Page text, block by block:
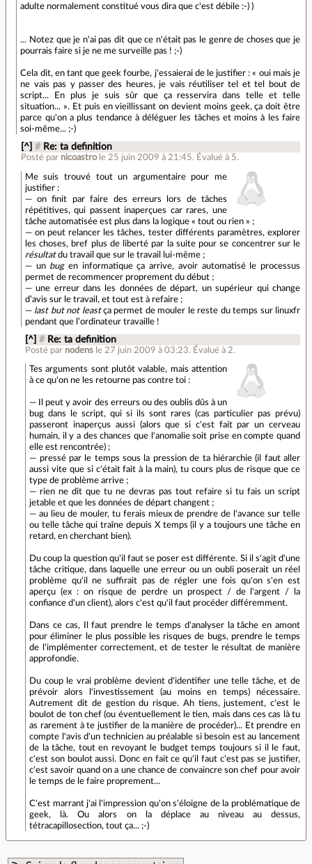
adulte normalement constitué vous dira que c'est débile :-) )
... Notez que je n'ai pas dit que ce n'était pas le genre de choses que je
pourrais faire si je ne me surveille pas ! ;-)
Cela dit, en tant que geek fourbe, j'essaierai de le justifier : « oui mais je
ne vais pas y passer des heures, je vais réutiliser tel et tel bout de
script... En plus je suis sûr que ça resservira dans telle et telle
situation... ». Et puis en vieillissant on devient moins geek, ça doit être
parce qu'on a plus tendance à déléguer les tâches et moins à les faire
soi-même... ;-)
[^] # Re: ta definition
Posté par nicoastro le 25 juin 2009 à 21:45. Évalué à 5.
Me suis trouvé tout un argumentaire pour me
justifier :
— on finit par faire des erreurs lors de tâches
répétitives, qui passent inaperçues car rares, une
tâche automatisée est plus dans la logique « tout ou rien » ;
— on peut relancer les tâches, tester différents paramètres, explorer
les choses, bref plus de liberté par la suite pour se concentrer sur le
résultatdu travail que sur le travail lui-même ;
— un bugen informatique ça arrive, avoir automatisé le processus
permet de recommencer proprement du début ;
— une erreur dans les données de départ, un supérieur qui change
d’avis sur le travail, et tout est à refaire ;
— last but not leastça permet de mouler le reste du temps sur linuxfr
pendant que l’ordinateur travaille !
[^] # Re: ta definition
Posté par nodens le 27 juin 2009 à 03:23. Évalué à 2.
Tes arguments sont plutôt valable, mais attention
à ce qu'on ne les retourne pas contre toi :
— Il peut y avoir des erreurs ou des oublis dûs à un
bug dans le script, qui si ils sont rares (cas particulier pas prévu)
passeront inaperçus aussi (alors que si c'est fait par un cerveau
humain, il y a des chances que l'anomalie soit prise en compte quand
elle est rencontrée) ;
— pressé par le temps sous la pression de ta hiérarchie (il faut aller
aussi vite que si c'était fait à la main), tu cours plus de risque que ce
type de problème arrive ;
— rien ne dit que tu ne devras pas tout refaire si tu fais un script
jetable et que les données de départ changent ;
— au lieu de mouler, tu ferais mieux de prendre de l'avance sur telle
ou telle tâche qui traîne depuis X temps (il y a toujours une tâche en
retard, en cherchant bien).
Du coup la question qu'il faut se poser est différente. Si il s'agit d'une
tâche critique, dans laquelle une erreur ou un oubli poserait un réel
problème qu'il ne suffirait pas de régler une fois qu'on s'en est
aperçu (ex : on risque de perdre un prospect / de l'argent / la
confiance d'un client), alors c'est qu'il faut procéder différemment.
Dans ce cas, Il faut prendre le temps d'analyser la tâche en amont
pour éliminer le plus possible les risques de bugs, prendre le temps
de l'implémenter correctement, et de tester le résultat de manière
approfondie.
Du coup le vrai problème devient d'identifier une telle tâche, et de
prévoir alors l'investissement (au moins en temps) nécessaire.
Autrement dit de gestion du risque. Ah tiens, justement, c'est le
boulot de ton chef (ou éventuellement le tien, mais dans ces cas là tu
as rarement à te justifier de la manière de procéder)... Et prendre en
compte l'avis d'un technicien au préalable si besoin est au lancement
de la tâche, tout en revoyant le budget temps toujours si il le faut,
c'est son boulot aussi. Donc en fait ce qu'il faut c'est pas se justifier,
c'est savoir quand on a une chance de convaincre son chef pour avoir
le temps de le faire proprement...
C'est marrant j'ai l'impression qu'on s'éloigne de la problématique de
geek, là. Ou alors on la déplace au niveau au dessus,
tétracapillosection, tout ça... ;-)